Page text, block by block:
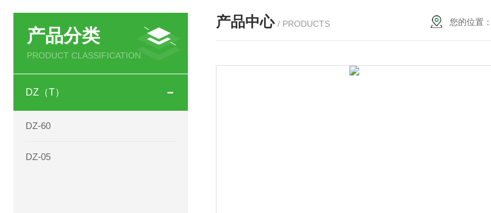
产品分类
PRODUCT CLASSIFICATION
DZ（T）
DZ-60
DZ-05
产品中心 / PRODUCTS 您的位置：